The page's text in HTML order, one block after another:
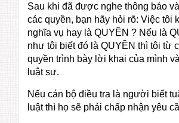
Sau khi đã được nghe thông báo
các quyền, bạn hãy hỏi rõ: Việc tôi
nghĩa vụ hay là QUYỀN ? Nếu là
như tôi biết đó là QUYỀN thì tôi từ
quyền trình bày lời khai của mình
luật sư.
Nếu cán bộ điều tra là người biết
luật thì họ sẽ phải chấp nhận yêu